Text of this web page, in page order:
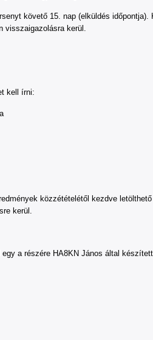
követő 15. nap (elküldés
visszaigazolásra kerül.
kell írni:
közzétételétől kezdve
kerül.
a részére HA8KN János által